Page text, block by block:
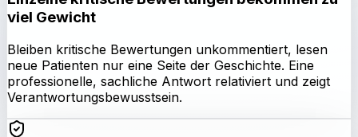
viel Gewicht
Bleiben kritische Bewertungen unkommentiert, lesen
neue Patienten nur eine Seite der Geschichte. Eine
professionelle, sachliche Antwort relativiert und zeigt
Verantwortungsbewusstsein.